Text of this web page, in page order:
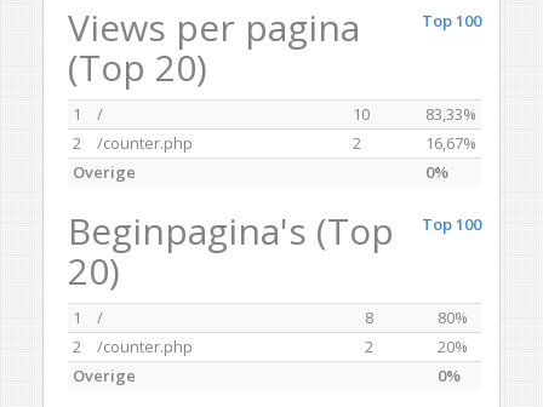
Top 100
Views per pagina
(Top 20)
1 / 10
83,33%
2
/counter.php 2
16,67%
Overige
0%
Top 100
Beginpagina's (Top
20)
1 / 8
80%
2
/counter.php 2
20%
Overige
0%